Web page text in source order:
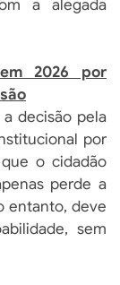
a alegada
2026 por
decisão pela
por
o cidadão
perde a
entanto, deve
sem